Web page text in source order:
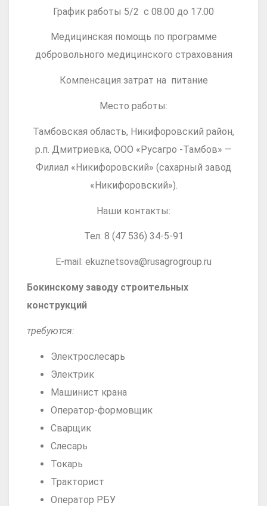
График работы 5/2 с 08.00 до 17.00
Медицинская помощь по программе
добровольного медицинского страхования
Компенсация затрат на питание
Место работы:
Тамбовская область, Никифоровский район,
р.п. Дмитриевка, ООО «Русагро -Тамбов» —
Филиал «Никифоровский» (сахарный завод
«Никифоровский»).
Наши контакты:
Тел. 8 (47 536) 34-5-91
E-mail: ekuznetsova@rusagrogroup.ru
Бокинскому заводу строительных
конструкций
требуются:
Электрослесарь
Электрик
Машинист крана
Оператор-формовщик
Сварщик
Слесарь
Токарь
Тракторист
Оператор РБУ